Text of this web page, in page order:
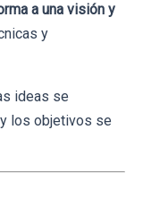
a una visión y
y
ideas se
los objetivos se